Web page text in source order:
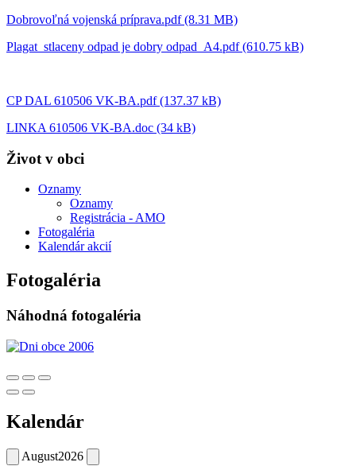
Dobrovoľná vojenská príprava.pdf (8.31 MB)
Plagat_stlaceny odpad je dobry odpad_A4.pdf (610.75 kB)
CP DAL 610506 VK-BA.pdf (137.37 kB)
LINKA 610506 VK-BA.doc (34 kB)
Život v obci
Oznamy
Oznamy
Registrácia - AMO
Fotogaléria
Kalendár akcií
Fotogaléria
Náhodná fotogaléria
Kalendár
August2026